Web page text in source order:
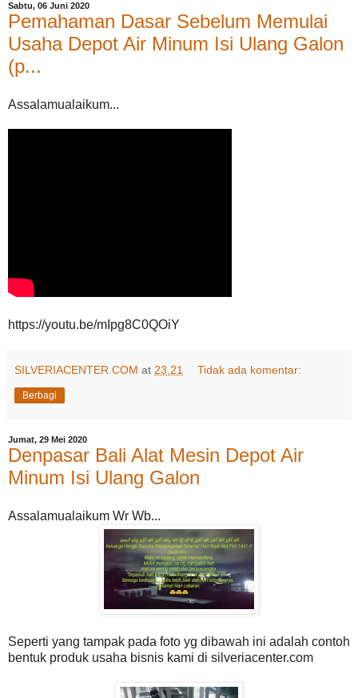
Sabtu, 06 Juni 2020
Pemahaman Dasar Sebelum Memulai
Usaha Depot Air Minum Isi Ulang Galon
(p...
Assalamualaikum...
https://youtu.be/mIpg8C0QOiY
SILVERIACENTER.COM at 23.21 Tidak ada komentar:
Berbagi
Jumat, 29 Mei 2020
Denpasar Bali Alat Mesin Depot Air
Minum Isi Ulang Galon
Assalamualaikum Wr Wb...
Seperti yang tampak pada foto yg dibawah ini adalah contoh
bentuk produk usaha bisnis kami di silveriacenter.com